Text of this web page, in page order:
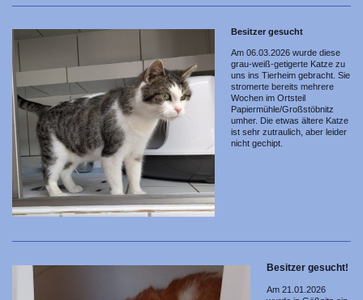
Besitzer gesucht
Am 06.03.2026 wurde diese
grau-weiß-getigerte Katze zu
uns ins Tierheim gebracht. Sie
stromerte bereits mehrere
Wochen im Ortsteil
Papiermühle/Großstöbnitz
umher. Die etwas ältere Katze
ist sehr zutraulich, aber leider
nicht gechipt.
Besitzer gesucht!
Am 21.01.2026